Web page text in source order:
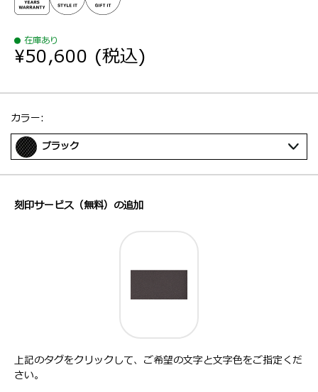
在庫あり
¥50,600 (税込)
選択：
カラー:
ブラック
刻印サービス（無料）の追加
上記のタグをクリックして、ご希望の文字と文字色をご指定くだ
さい。